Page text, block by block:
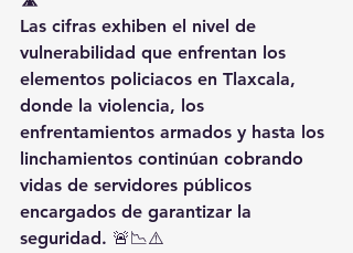
Las cifras exhiben el nivel de
vulnerabilidad que enfrentan los
elementos policiacos en Tlaxcala,
donde la violencia, los
enfrentamientos armados y hasta los
linchamientos continúan cobrando
vidas de servidores públicos
encargados de garantizar la
seguridad. 🚨📉⚠️